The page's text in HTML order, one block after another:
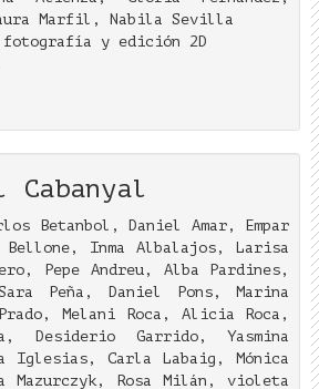
Marfil, Nabila Sevilla
y edición 2D
Cabanyal
Betanbol, Daniel Amar, Empar
Bellone, Inma Albalajos, Larisa
Pepe Andreu, Alba Pardines,
Peña, Daniel Pons, Marina
Melani Roca, Alicia Roca,
Desiderio Garrido, Yasmina
Iglesias, Carla Labaig, Mónica
Mazurczyk, Rosa Milán, violeta